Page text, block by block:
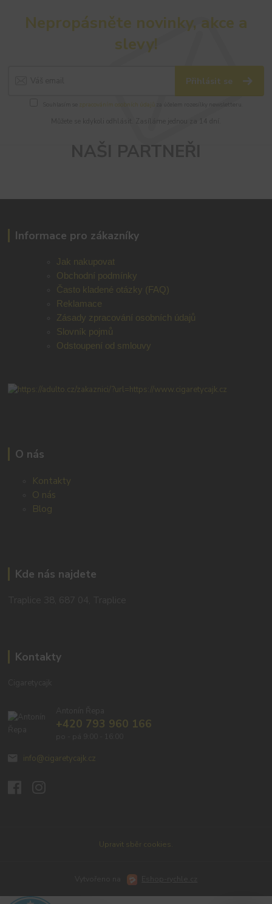
Nepropásněte novinky, akce a
slevy!
Přihlásit se
zpracováním osobních údajů
Informace pro zákazníky
Jak nakupovat
Obchodní podmínky
Často kladené otázky (FAQ)
Reklamace
Zásady zpracování osobních údajů
Slovník pojmů
Odstoupení od smlouvy
O nás
Kontakty
O nás
Blog
Kde nás najdete
Kontakty
+420 793 960 166
info@cigaretycajk.cz
Upravit sběr cookies.